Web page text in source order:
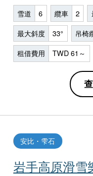
雪道 6 纜車 2
最大斜度 33° 吊椅
租借費用 TWD 61～
岩手高原滑雪
安比・雫石